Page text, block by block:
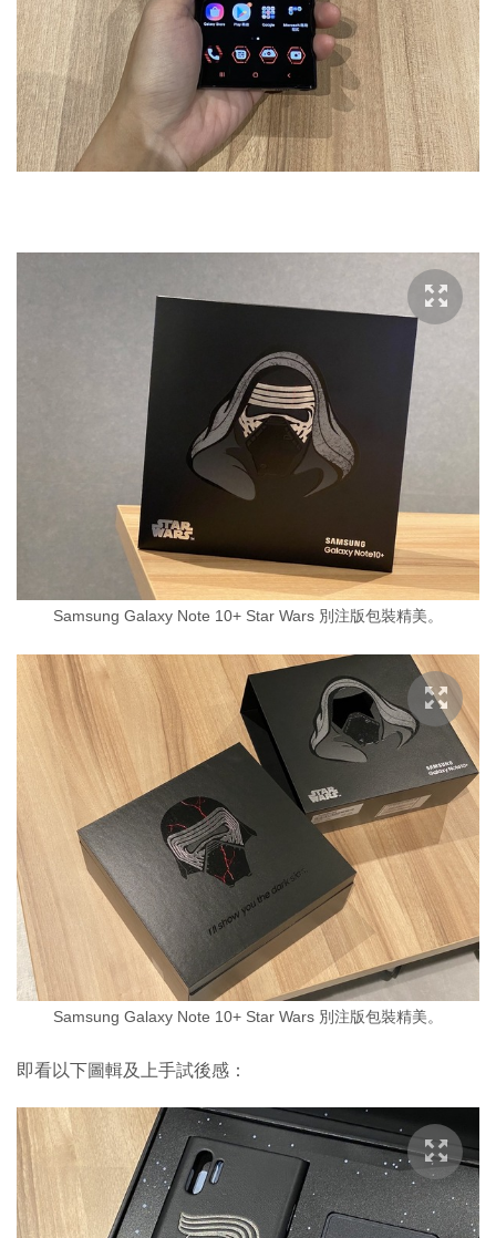
Samsung Galaxy Note 10+ Star Wars 別注版包裝精美。
Samsung Galaxy Note 10+ Star Wars 別注版包裝精美。
即看以下圖輯及上手試後感：